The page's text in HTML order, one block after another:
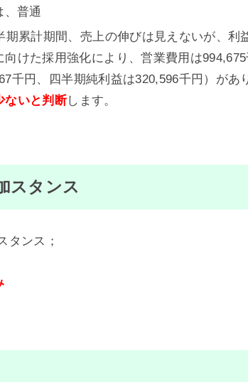
、普通
期累計期間、売上の伸びは見えないが、利
向けた採用強化により、営業費用は
千円、四半期純利益は320,596千円）があ
ないと判断します。
スタンス
タンス；